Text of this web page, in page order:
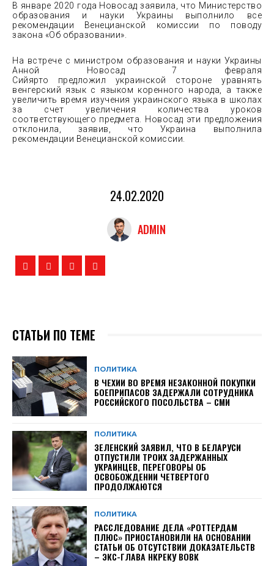
В январе 2020 года Новосад заявила, что Министерство
образования и науки Украины выполнило все
рекомендации Венецианской комиссии по поводу
закона «Об образовании».
На встрече с министром образования и науки Украины
Анной Новосад 7 февраля
Сийярто предложил украинской стороне уравнять
венгерский язык с языком коренного народа, а также
увеличить время изучения украинского языка в школах
за счет увеличения количества уроков
соответствующего предмета. Новосад эти предложения
отклонила, заявив, что Украина выполнила
рекомендации Венецианской комиссии.
24.02.2020
ADMIN
СТАТЬИ ПО ТЕМЕ
ПОЛИТИКА
В ЧЕХИИ ВО ВРЕМЯ НЕЗАКОННОЙ ПОКУПКИ
БОЕПРИПАСОВ ЗАДЕРЖАЛИ СОТРУДНИКА
РОССИЙСКОГО ПОСОЛЬСТВА – СМИ
ПОЛИТИКА
ЗЕЛЕНСКИЙ ЗАЯВИЛ, ЧТО В БЕЛАРУСИ
ОТПУСТИЛИ ТРОИХ ЗАДЕРЖАННЫХ
УКРАИНЦЕВ, ПЕРЕГОВОРЫ ОБ
ОСВОБОЖДЕНИИ ЧЕТВЕРТОГО
ПРОДОЛЖАЮТСЯ
ПОЛИТИКА
РАССЛЕДОВАНИЕ ДЕЛА «РОТТЕРДАМ
ПЛЮС» ПРИОСТАНОВИЛИ НА ОСНОВАНИИ
СТАТЬИ ОБ ОТСУТСТВИИ ДОКАЗАТЕЛЬСТВ
– ЭКС-ГЛАВА НКРЕКУ ВОВК